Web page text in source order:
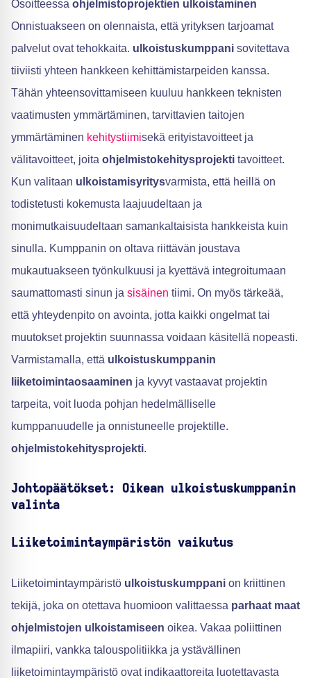
Osoitteessa ohjelmistoprojektien ulkoistaminen
Onnistuakseen on olennaista, että yrityksen tarjoamat
palvelut ovat tehokkaita. ulkoistuskumppani sovitettava
tiiviisti yhteen hankkeen kehittämistarpeiden kanssa.
Tähän yhteensovittamiseen kuuluu hankkeen teknisten
vaatimusten ymmärtäminen, tarvittavien taitojen
ymmärtäminen kehitystiimisekä erityistavoitteet ja
välitavoitteet, joita ohjelmistokehitysprojekti tavoitteet.
Kun valitaan ulkoistamisyritysvarmista, että heillä on
todistetusti kokemusta laajuudeltaan ja
monimutkaisuudeltaan samankaltaisista hankkeista kuin
sinulla. Kumppanin on oltava riittävän joustava
mukautuakseen työnkulkuusi ja kyettävä integroitumaan
saumattomasti sinun ja sisäinen tiimi. On myös tärkeää,
että yhteydenpito on avointa, jotta kaikki ongelmat tai
muutokset projektin suunnassa voidaan käsitellä nopeasti.
Varmistamalla, että ulkoistuskumppanin
liiketoimintaosaaminen ja kyvyt vastaavat projektin
tarpeita, voit luoda pohjan hedelmälliselle
kumppanuudelle ja onnistuneelle projektille.
ohjelmistokehitysprojekti.
Johtopäätökset: Oikean ulkoistuskumppanin
valinta
Liiketoimintaympäristön vaikutus
Liiketoimintaympäristö ulkoistuskumppani on kriittinen
tekijä, joka on otettava huomioon valittaessa parhaat maat
ohjelmistojen ulkoistamiseen oikea. Vakaa poliittinen
ilmapiiri, vankka talouspolitiikka ja ystävällinen
liiketoimintaympäristö ovat indikaattoreita luotettavasta